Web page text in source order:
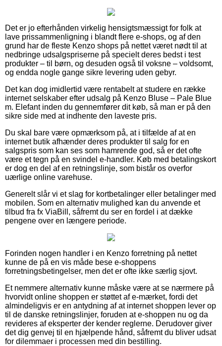
Det er jo efterhånden virkelig hensigtsmæssigt for folk at
lave prissammenligning i blandt flere e-shops, og af den
grund har de fleste Kenzo shops på nettet været nødt til at
nedbringe udsalgspriserne på specielt deres bedst i test
produkter – til børn, og desuden også til voksne – voldsomt,
og endda nogle gange sikre levering uden gebyr.
Det kan dog imidlertid være rentabelt at studere en række
internet selskaber efter udsalg på Kenzo Bluse – Pale Blue
m. Elefant inden du gennemfører dit køb, så man er på den
sikre side med at indhente den laveste pris.
Du skal bare være opmærksom på, at i tilfælde af at en
internet butik afhænder deres produkter til salg for en
salgspris som kan ses som hamrende god, så er det ofte
være et tegn på en svindel e-handler. Køb med betalingskort
er dog en del af en retningslinje, som bistår os overfor
uærlige online varehuse.
Generelt slår vi et slag for kortbetalinger eller betalinger med
mobilen. Som en alternativ mulighed kan du anvende et
tilbud fra fx ViaBill, såfremt du ser en fordel i at dække
pengene over en længere periode.
Forinden nogen handler i en Kenzo forretning på nettet
kunne de på en vis måde bese e-shoppens
forretningsbetingelser, men det er ofte ikke særlig sjovt.
Et nemmere alternativ kunne måske være at se nærmere på
hvorvidt online shoppen er støttet af e-mærket, fordi det
almindeligvis er en antydning af at internet shoppen lever op
til de danske retningslinjer, foruden at e-shoppen nu og da
revideres af eksperter der kender reglerne. Derudover giver
det dig genvej til en hjælpende hånd, såfremt du bliver udsat
for dilemmaer i processen med din bestilling.